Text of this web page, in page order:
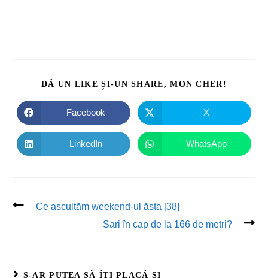
DĂ UN LIKE ȘI-UN SHARE, MON CHER!
Facebook X
LinkedIn WhatsApp
Ce ascultăm weekend-ul ăsta [38]
Sari în cap de la 166 de metri?
S-AR PUTEA SĂ ÎȚI PLACĂ ȘI